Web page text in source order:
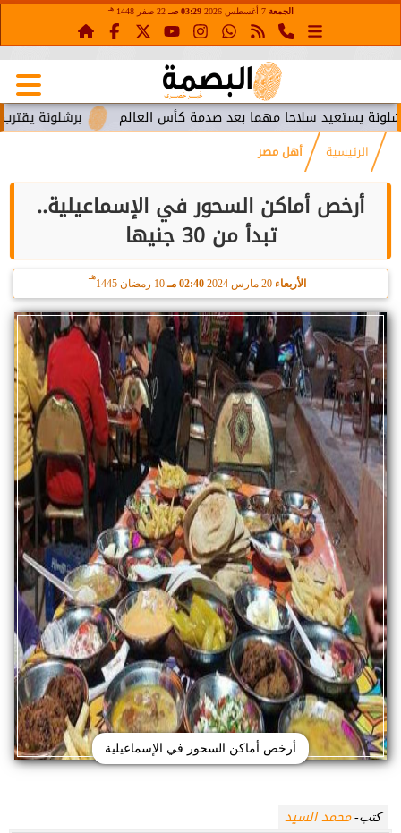
الجمعة 7 أغسطس 2026 03:29 صـ 22 صفر 1448 هـ
برشلونة يقترب من سلاحا مهما بعد صدمة كأس العالم
الرئيسية أهل مصر
أرخص أماكن السحور في الإسماعيلية..
تبدأ من 30 جنيها
الأربعاء 20 مارس 2024 02:40 مـ 10 رمضان 1445
هـ
أرخص أماكن السحور في الإسماعيلية
كتب-محمد السيد